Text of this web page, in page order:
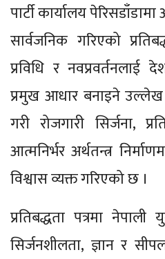
पार्टी कार्यालय
सार्वजनिक गरिएको
प्रविधि र नवप्रवर्तनलाई
प्रमुख आधार बनाइने
गरी रोजगारी सिर्जना,
आत्मनिर्भर अर्थतन्त्र
विश्वास व्यक्त गरिएको छ ।
प्रतिबद्धता पत्रमा
सिर्जनशीलता, ज्ञान र